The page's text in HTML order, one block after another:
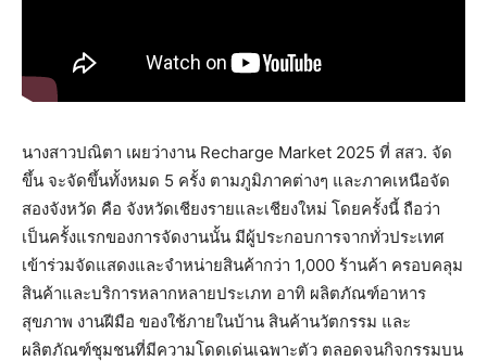
นางสาวปณิตา เผยว่างาน Recharge Market 2025 ที่ สสว. จัด
ขึ้น จะจัดขึ้นทั้งหมด 5 ครั้ง ตามภูมิภาคต่างๆ และภาคเหนือจัด
สองจังหวัด คือ จังหวัดเชียงรายและเชียงใหม่ โดยครั้งนี้ ถือว่า
เป็นครั้งแรกของการจัดงานนั้น มีผู้ประกอบการจากทั่วประเทศ
เข้าร่วมจัดแสดงและจำหน่ายสินค้ากว่า 1,000 ร้านค้า ครอบคลุม
สินค้าและบริการหลากหลายประเภท อาทิ ผลิตภัณฑ์อาหาร
สุขภาพ งานฝีมือ ของใช้ภายในบ้าน สินค้านวัตกรรม และ
ผลิตภัณฑ์ชุมชนที่มีความโดดเด่นเฉพาะตัว ตลอดจนกิจกรรมบน